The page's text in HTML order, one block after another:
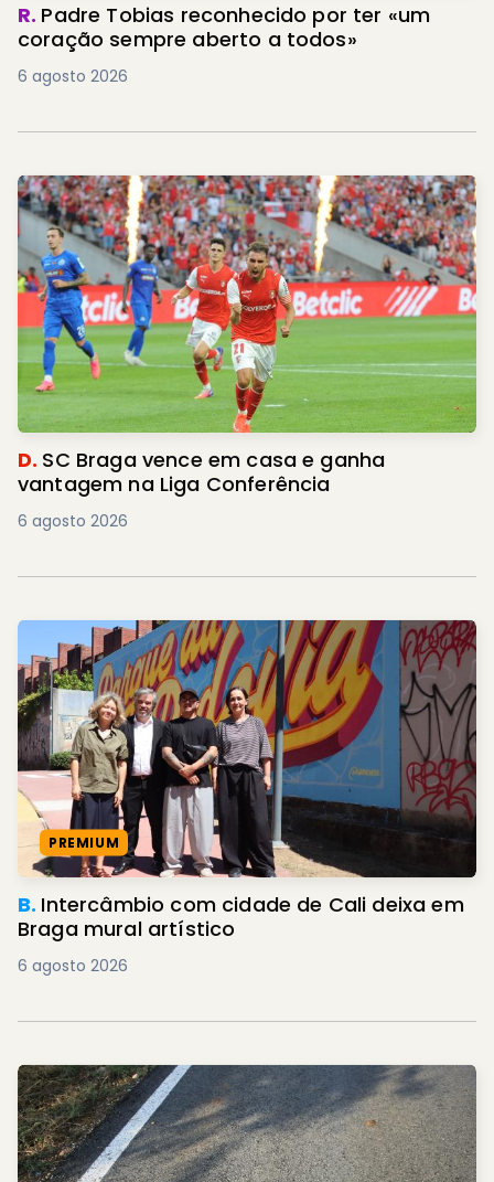
R. Padre Tobias reconhecido por ter «um
coração sempre aberto a todos»
6 agosto 2026
D. SC Braga vence em casa e ganha
vantagem na Liga Conferência
6 agosto 2026
PREMIUM
B. Intercâmbio com cidade de Cali deixa em
Braga mural artístico
6 agosto 2026